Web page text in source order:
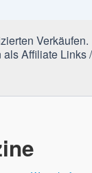
Verkäufen.
Affiliate Links /